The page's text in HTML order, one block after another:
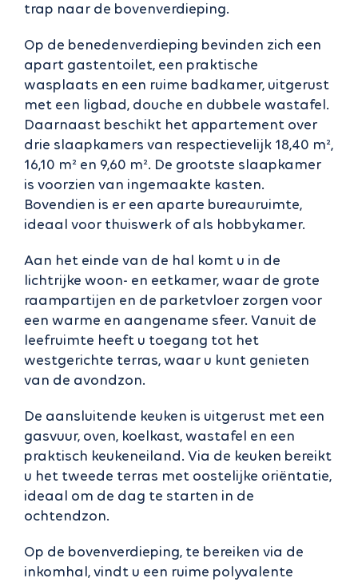
trap naar de bovenverdieping.
Op de benedenverdieping bevinden zich een
apart gastentoilet, een praktische
wasplaats en een ruime badkamer, uitgerust
met een ligbad, douche en dubbele wastafel.
Daarnaast beschikt het appartement over
drie slaapkamers van respectievelijk 18,40 m²,
16,10 m² en 9,60 m². De grootste slaapkamer
is voorzien van ingemaakte kasten.
Bovendien is er een aparte bureauruimte,
ideaal voor thuiswerk of als hobbykamer.
Aan het einde van de hal komt u in de
lichtrijke woon- en eetkamer, waar de grote
raampartijen en de parketvloer zorgen voor
een warme en aangename sfeer. Vanuit de
leefruimte heeft u toegang tot het
westgerichte terras, waar u kunt genieten
van de avondzon.
De aansluitende keuken is uitgerust met een
gasvuur, oven, koelkast, wastafel en een
praktisch keukeneiland. Via de keuken bereikt
u het tweede terras met oostelijke oriëntatie,
ideaal om de dag te starten in de
ochtendzon.
Op de bovenverdieping, te bereiken via de
inkomhal, vindt u een ruime polyvalente